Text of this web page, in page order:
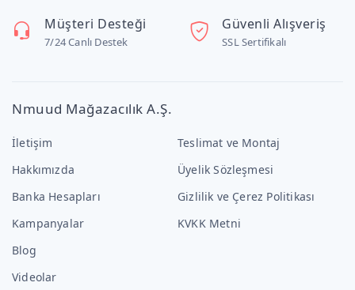
Müşteri Desteği
7/24 Canlı Destek
Güvenli Alışveriş
SSL Sertifikalı
Nmuud Mağazacılık A.Ş.
İletişim
Hakkımızda
Banka Hesapları
Kampanyalar
Blog
Videolar
Teslimat ve Montaj
Üyelik Sözleşmesi
Gizlilik ve Çerez Politikası
KVKK Metni